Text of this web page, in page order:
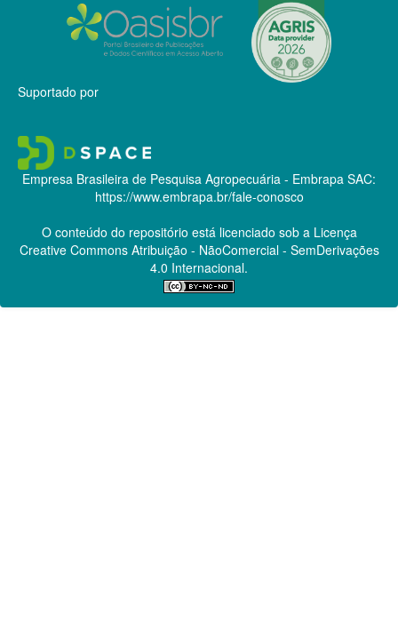
Suportado por
Empresa Brasileira de Pesquisa Agropecuária - Embrapa SAC:
https://www.embrapa.br/fale-conosco
O conteúdo do repositório está licenciado sob a Licença
Creative CommonsAtribuição - NãoComercial - SemDerivações
4.0 Internacional.